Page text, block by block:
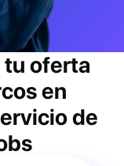
tu oferta
en
de